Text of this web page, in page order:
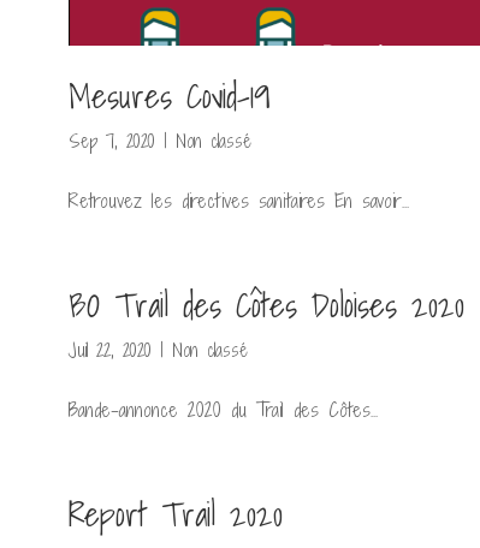
Mesures Covid-19
Sep 7, 2020 | Non classé
Retrouvez les directives sanitaires En savoir...
BO Trail des Côtes Doloises 2020
Juil 22, 2020 | Non classé
Bande-annonce 2020 du Trail des Côtes...
Report Trail 2020